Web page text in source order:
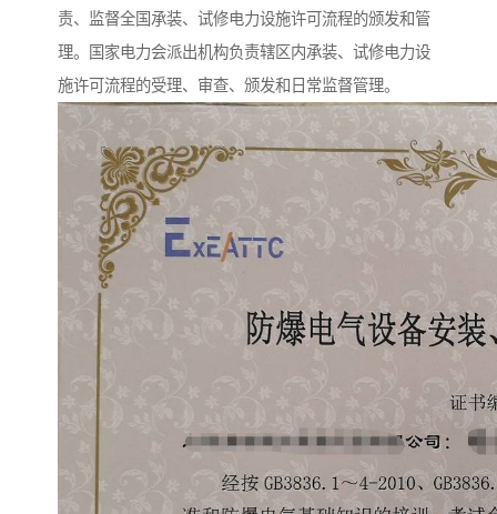
责、监督全国承装、试修电力设施许可流程的颁发和管
理。国家电力会派出机构负责辖区内承装、试修电力设
施许可流程的受理、审查、颁发和日常监督管理。